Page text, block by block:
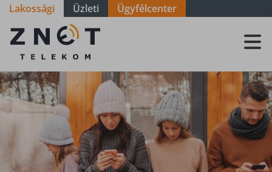
Lakossági Üzleti Ügyfélcenter
ZNET
Telekom, a
távközlési
szolgáltató